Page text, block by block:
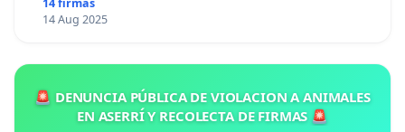
14 firmas
14 Aug 2025
🚨 DENUNCIA PÚBLICA DE VIOLACION A ANIMALES
EN ASERRÍ Y RECOLECTA DE FIRMAS 🚨